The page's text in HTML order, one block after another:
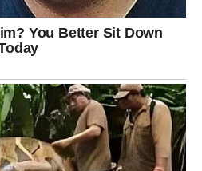
osjećaj sigurnosti i
se dopada pokazuje ozbiljne